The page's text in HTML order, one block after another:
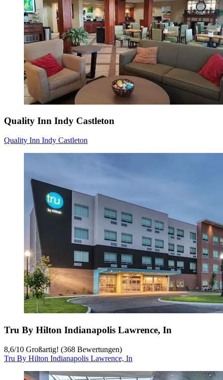
Quality Inn Indy Castleton
Quality Inn Indy Castleton
Tru By Hilton Indianapolis Lawrence, In
8,6/10 Großartig! (368 Bewertungen)
Tru By Hilton Indianapolis Lawrence, In